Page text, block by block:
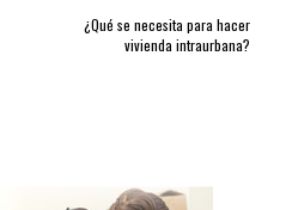
¿Qué se necesita para hacer
vivienda intraurbana?